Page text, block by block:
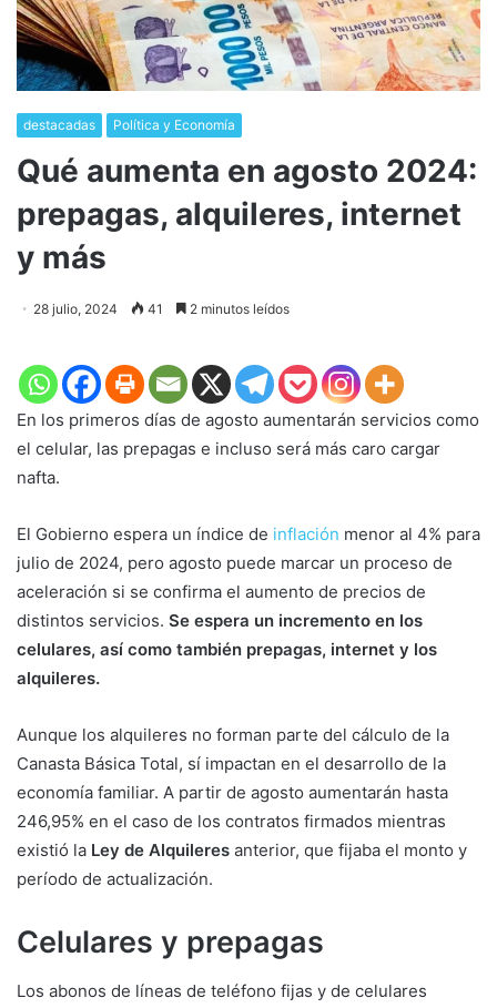
destacadas Política y Economía
Qué aumenta en agosto 2024:
prepagas, alquileres, internet
y más
28 julio, 2024 41 2 minutos leídos
En los primeros días de agosto aumentarán servicios como
el celular, las prepagas e incluso será más caro cargar
nafta.
El Gobierno espera un índice de inflación menor al 4% para
julio de 2024, pero agosto puede marcar un proceso de
aceleración si se confirma el aumento de precios de
distintos servicios. Se espera un incremento en los
celulares, así como también prepagas, internet y los
alquileres.
Aunque los alquileres no forman parte del cálculo de la
Canasta Básica Total, sí impactan en el desarrollo de la
economía familiar. A partir de agosto aumentarán hasta
246,95% en el caso de los contratos firmados mientras
existió la Ley de Alquileres anterior, que fijaba el monto y
período de actualización.
Celulares y prepagas
Los abonos de líneas de teléfono fijas y de celulares